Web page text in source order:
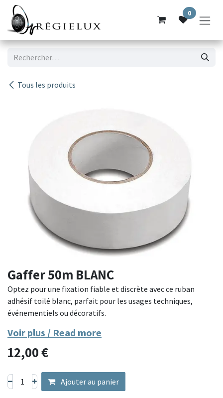
Se rendre au contenu
0
Tous les produits
Gaffer 50m BLANC
Optez pour une fixation fiable et discrète avec ce ruban
adhésif toilé blanc, parfait pour les usages techniques,
événementiels ou décoratifs.
Doté d’un support en tissu renforcé et d’une colle puissante,
ce ruban combine résistance et esthétisme. Sa couleur
blanche s’intègre discrètement dans de nombreux
environnements, tout en garantissant une excellente tenue
sur diverses surfaces. Il est facile à découper à la main, et
Voir plus / Read more
12,00€
Ajouter au panier